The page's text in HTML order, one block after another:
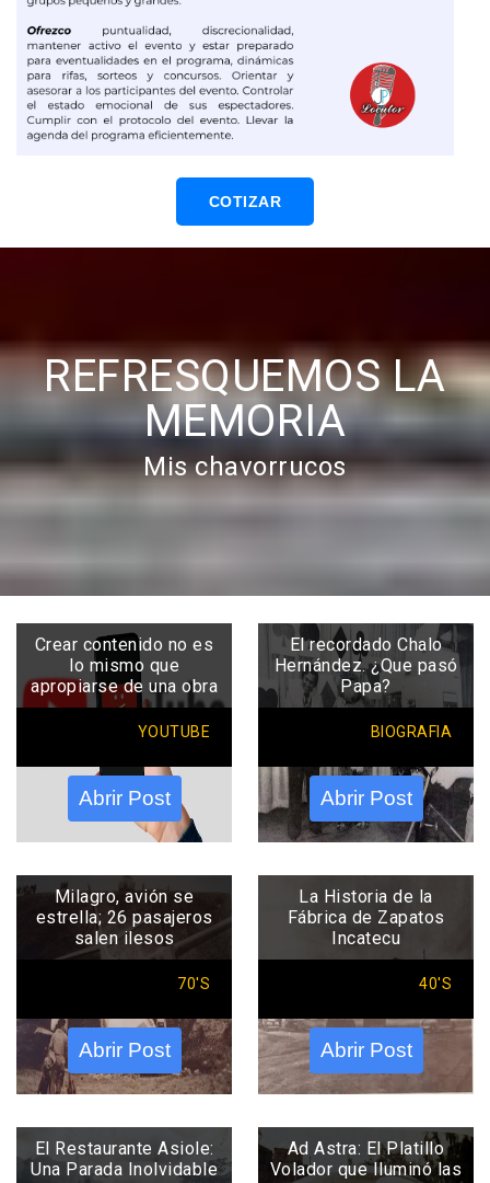
COTIZAR
REFRESQUEMOS LA
MEMORIA
Mis chavorrucos
Crear contenido no es
lo mismo que
apropiarse de una obra
YOUTUBE
Abrir Post
El recordado Chalo
Hernández. ¿Que pasó
Papa?
BIOGRAFIA
Abrir Post
Milagro, avión se
estrella; 26 pasajeros
salen ilesos
70'S
Abrir Post
La Historia de la
Fábrica de Zapatos
Incatecu
40'S
Abrir Post
El Restaurante Asiole:
Una Parada Inolvidable
Ad Astra: El Platillo
Volador que Iluminó las